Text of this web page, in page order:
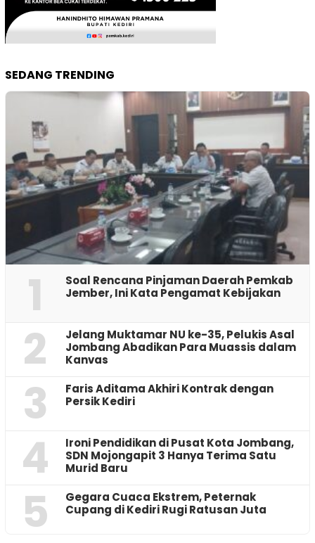
SEDANG TRENDING
1
‎Soal Rencana Pinjaman Daerah Pemkab
Jember, Ini Kata Pengamat Kebijakan ‎
2
Jelang Muktamar NU ke-35, Pelukis Asal
Jombang Abadikan Para Muassis dalam
Kanvas
3
Faris Aditama Akhiri Kontrak dengan
Persik Kediri
4
Ironi Pendidikan di Pusat Kota Jombang,
SDN Mojongapit 3 Hanya Terima Satu
Murid Baru
5
‎Gegara Cuaca Ekstrem, Peternak
Cupang di Kediri Rugi Ratusan Juta